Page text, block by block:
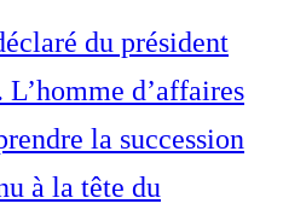
du président
d’affaires
la succession
à la tête du